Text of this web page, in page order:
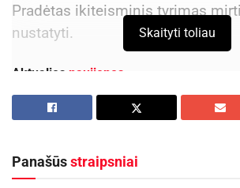
Pradėtas ikiteisminis tyrimas
nustatyti.
Aktualios naujienos
Rugpjūčio 11-ąją Utenoje
Skaityti toliau
Panašūsstraipsniai